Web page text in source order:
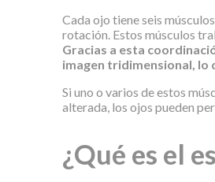
Cada ojo tiene seis
rotación. Estos músculos
Gracias a esta
imagen tridimensional, lo
Si uno o varios de estos
alterada, los ojos pueden
¿Qué es el